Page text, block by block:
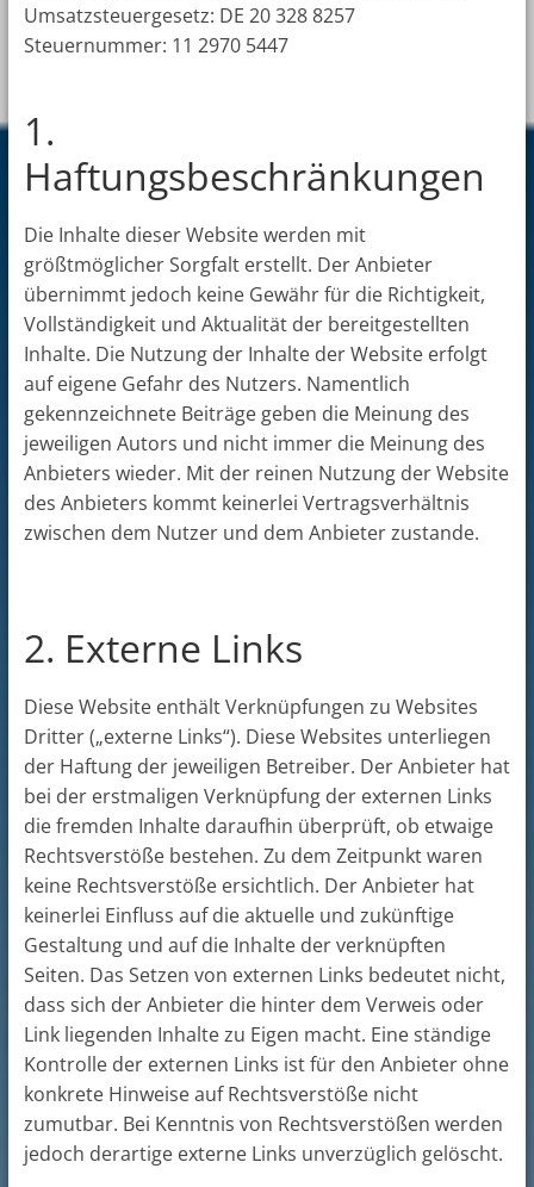
Umsatzsteuergesetz: DE 20 328 8257
Steuernummer: 11 2970 5447
1.
Haftungsbeschränkungen
Die Inhalte dieser Website werden mit
größtmöglicher Sorgfalt erstellt. Der Anbieter
übernimmt jedoch keine Gewähr für die Richtigkeit,
Vollständigkeit und Aktualität der bereitgestellten
Inhalte. Die Nutzung der Inhalte der Website erfolgt
auf eigene Gefahr des Nutzers. Namentlich
gekennzeichnete Beiträge geben die Meinung des
jeweiligen Autors und nicht immer die Meinung des
Anbieters wieder. Mit der reinen Nutzung der Website
des Anbieters kommt keinerlei Vertragsverhältnis
zwischen dem Nutzer und dem Anbieter zustande.
2. Externe Links
Diese Website enthält Verknüpfungen zu Websites
Dritter („externe Links“). Diese Websites unterliegen
der Haftung der jeweiligen Betreiber. Der Anbieter hat
bei der erstmaligen Verknüpfung der externen Links
die fremden Inhalte daraufhin überprüft, ob etwaige
Rechtsverstöße bestehen. Zu dem Zeitpunkt waren
keine Rechtsverstöße ersichtlich. Der Anbieter hat
keinerlei Einfluss auf die aktuelle und zukünftige
Gestaltung und auf die Inhalte der verknüpften
Seiten. Das Setzen von externen Links bedeutet nicht,
dass sich der Anbieter die hinter dem Verweis oder
Link liegenden Inhalte zu Eigen macht. Eine ständige
Kontrolle der externen Links ist für den Anbieter ohne
konkrete Hinweise auf Rechtsverstöße nicht
zumutbar. Bei Kenntnis von Rechtsverstößen werden
jedoch derartige externe Links unverzüglich gelöscht.